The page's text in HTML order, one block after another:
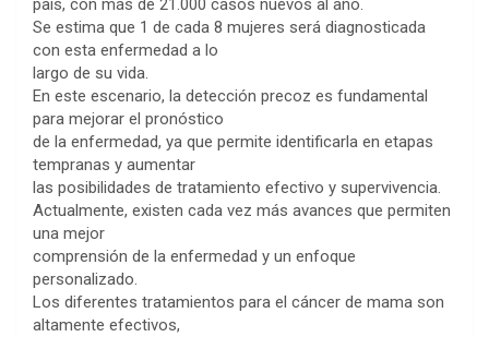
país, con más de 21.000 casos nuevos al año.
Se estima que 1 de cada 8 mujeres será diagnosticada
con esta enfermedad a lo
largo de su vida.
En este escenario, la detección precoz es fundamental
para mejorar el pronóstico
de la enfermedad, ya que permite identificarla en etapas
tempranas y aumentar
las posibilidades de tratamiento efectivo y supervivencia.
Actualmente, existen cada vez más avances que permiten
una mejor
comprensión de la enfermedad y un enfoque
personalizado.
Los diferentes tratamientos para el cáncer de mama son
altamente efectivos,